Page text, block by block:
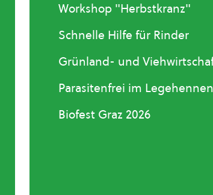
Workshop "Herbstkranz"
Schnelle Hilfe für Rinder
Grünland- und
Parasitenfrei im
Biofest Graz 2026